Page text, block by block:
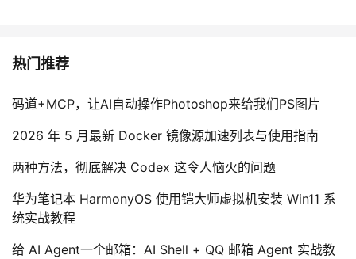
热门推荐
码道+MCP，让AI自动操作Photoshop来给我们PS图片
2026 年 5 月最新 Docker 镜像源加速列表与使用指南
两种方法，彻底解决 Codex 这令人恼火的问题
华为笔记本 HarmonyOS 使用铠大师虚拟机安装 Win11 系
统实战教程
给 AI Agent一个邮箱：AI Shell + QQ 邮箱 Agent 实战教